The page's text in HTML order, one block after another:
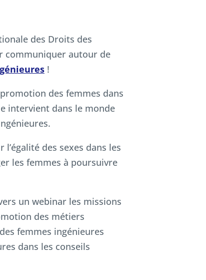
des Droits des
communiquer autour de
!
des femmes dans
intervient dans le monde
des sexes dans les
les femmes à poursuivre
un webinar les missions
des métiers
femmes ingénieures
dans les conseils